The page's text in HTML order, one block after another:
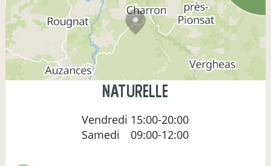
naturelle
Vendredi 15:00-20:00
Samedi
09:00-12:00